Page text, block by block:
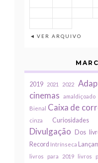
◄ VER ARQUIVO
2019 2021 2022
cinemas
amaldiçoado
Bienal Caixa de
cinza
Curiosidades
Divulgação Dos
Record Intrínseca
livros para 2019 livros